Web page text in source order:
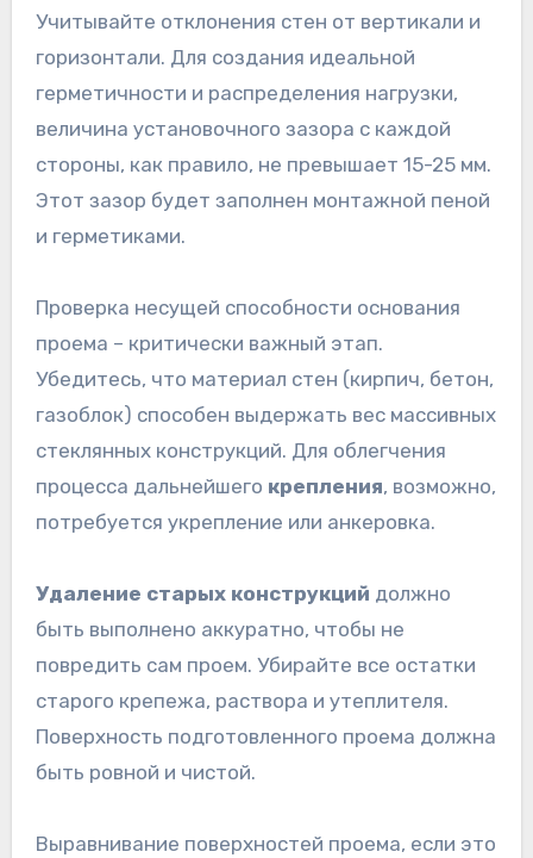
Учитывайте отклонения стен от вертикали и
горизонтали. Для создания идеальной
герметичности и распределения нагрузки,
величина установочного зазора с каждой
стороны, как правило, не превышает 15-25 мм.
Этот зазор будет заполнен монтажной пеной
и герметиками.
Проверка несущей способности основания
проема – критически важный этап.
Убедитесь, что материал стен (кирпич, бетон,
газоблок) способен выдержать вес массивных
стеклянных конструкций. Для облегчения
процесса дальнейшего крепления, возможно,
потребуется укрепление или анкеровка.
Удаление старых конструкций должно
быть выполнено аккуратно, чтобы не
повредить сам проем. Убирайте все остатки
старого крепежа, раствора и утеплителя.
Поверхность подготовленного проема должна
быть ровной и чистой.
Выравнивание поверхностей проема, если это